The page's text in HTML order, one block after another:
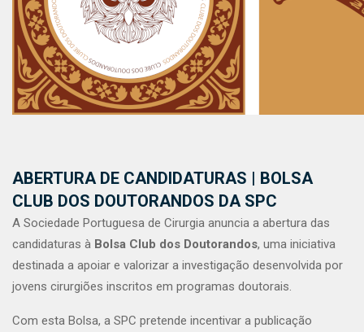
ABERTURA DE CANDIDATURAS | BOLSA
CLUB DOS DOUTORANDOS DA SPC
A Sociedade Portuguesa de Cirurgia anuncia a abertura das
candidaturas à Bolsa Club dos Doutorandos, uma iniciativa
destinada a apoiar e valorizar a investigação desenvolvida por
jovens cirurgiões inscritos em programas doutorais.
Com esta Bolsa, a SPC pretende incentivar a publicação